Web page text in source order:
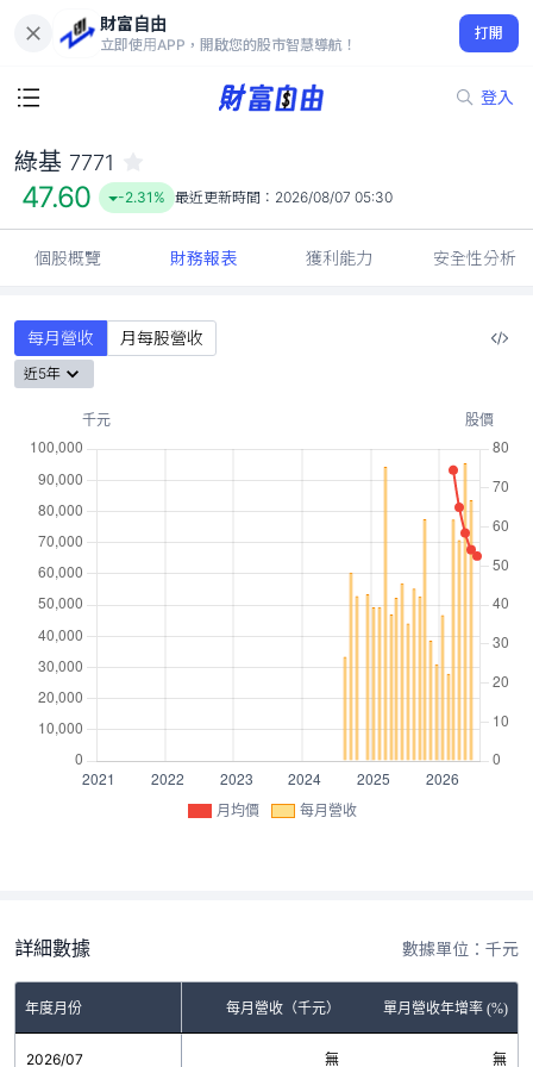
財富自由
立即使用APP，開啟您的股市智慧導航！
打開
登入
47.60
-2.31%
綠基 7771
47.60 -2.31% 最近更新時間： 2026/08/07 05:30
個股概覽 財務報表 獲利能力 安全性分析
每月營收 月每股營收
近5年
月均價 每月營收
詳細數據 數據單位：千元
年度月份 每月營收（千元） 單月營收年增率 (%)
2026/07 無 無